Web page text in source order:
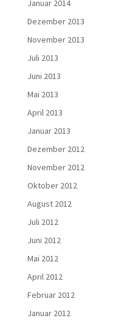
Januar 2014
Dezember 2013
November 2013
Juli 2013
Juni 2013
Mai 2013
April 2013
Januar 2013
Dezember 2012
November 2012
Oktober 2012
August 2012
Juli 2012
Juni 2012
Mai 2012
April 2012
Februar 2012
Januar 2012